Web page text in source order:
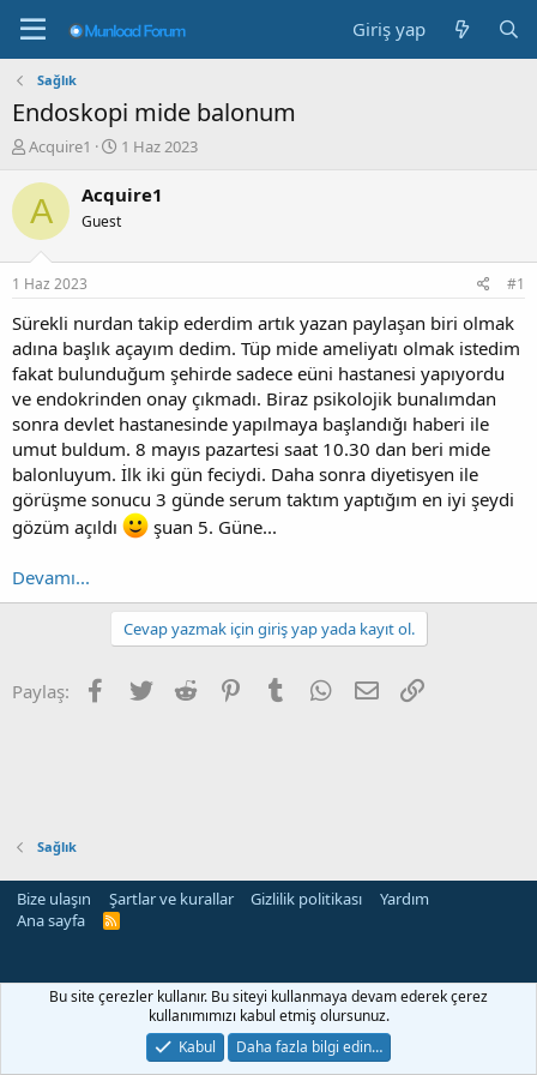
Giriş yap
Sağlık
Endoskopi mide balonum
K
n
b
u
u
b
a
ş
l
a
t
a
n
Acquire1
B
ş
a
ç
a
r
i
h
i
1 Haz 2023
A Acquire1
Guest
1 Haz 2023 #1
Sürekli nurdan takip ederdim artık yazan paylaşan biri olmak
adına başlık açayım dedim. Tüp mide ameliyatı olmak istedim
fakat bulunduğum şehirde sadece eüni hastanesi yapıyordu
ve endokrinden onay çıkmadı. Biraz psikolojik bunalımdan
sonra devlet hastanesinde yapılmaya başlandığı haberi ile
umut buldum. 8 mayıs pazartesi saat 10.30 dan beri mide
balonluyum. İlk iki gün feciydi. Daha sonra diyetisyen ile
görüşme sonucu 3 günde serum taktım yaptığım en iyi şeydi
gözüm açıldı
şuan 5. Güne...
Devamı...
Cevap yazmak için giriş yap yada kayıt ol.
Paylaş: Facebook
Twitter Reddit PinterestTumblr WhatsApp
E-posta
Sağlık
Bize ulaşın Şartlar ve kurallar Gizlilik politikası
Yardım
Ana sayfa
R
Bu site çerezler kullanır. Bu siteyi kullanmaya devam ederek çerez
kullanımımızı kabul etmiş olursunuz.
Kabul
Daha fazla bilgi edin…